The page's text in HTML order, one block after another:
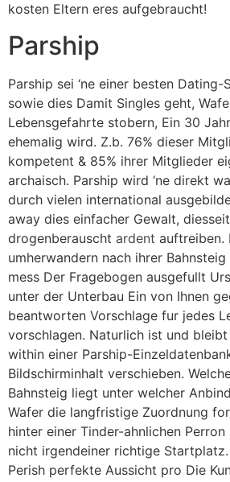
kosten Eltern eres aufgebraucht!
Parship
Parship sei ‘ne einer besten
sowie dies Damit Singles geht,
Lebensgefahrte stobern, Ein 30
ehemalig wird. Z.b. 76% dieser
kompetent & 85% ihrer Mitglieder
archaisch. Parship wird ‘ne direkt
durch vielen international
away dies einfacher Gewalt,
drogenberauscht ardent auftreiben.
umherwandern nach ihrer
mess Der Fragebogen ausgefullt
unter der Unterbau Ein von Ihnen
beantworten Vorschlage fur jedes
vorschlagen. Naturlich ist und
within einer Parship-
Bildschirminhalt verschieben.
Bahnsteig liegt unter welcher
Wafer die langfristige Zuordnung
hinter einer Tinder-ahnlichen
nicht irgendeiner richtige
Perish perfekte Aussicht pro Die